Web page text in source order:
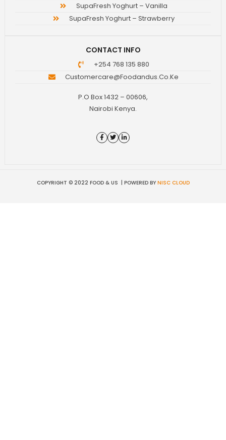
SupaFresh Yoghurt – Vanilla
SupaFresh Yoghurt – Strawberry
CONTACT INFO
+254 768 135 880
Customercare@foodandus.co.ke
P.O Box 1432 – 00606,
Nairobi Kenya.
COPYRIGHT © 2022 FOOD & US | POWERED BY NISC CLOUD